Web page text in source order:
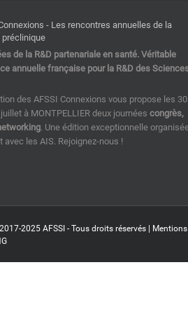
de la R&D partenariale en santé. Véritable
annuelle française pour la R&D des
des AFSSI Connexions vous propose les 30
à MONTPELLIER deux journées congrès,
. Une édition exceptionnelle
avec les AIS. Rejoignez-nous !
2025 AFSSI - Tous droits réservés |